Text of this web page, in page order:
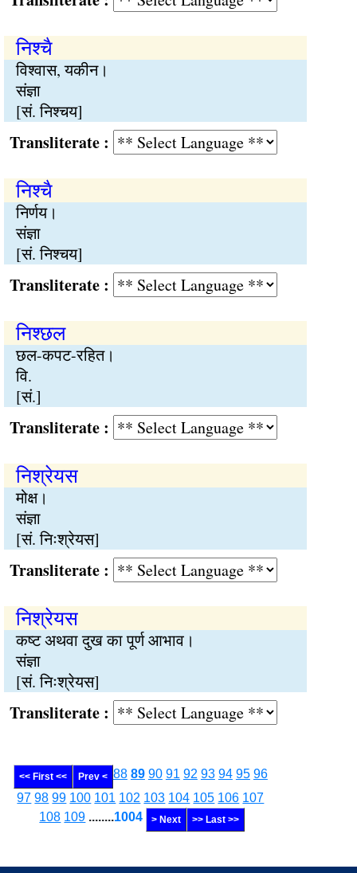
निश्चै
विश्वास, यकीन।
संज्ञा
[सं. निश्चय]
:
निश्चै
निर्णय।
संज्ञा
[सं. निश्चय]
:
निश्छल
छल-कपट-रहित।
वि.
[सं.]
:
निश्रेयस
मोक्ष।
संज्ञा
[सं. निःश्रेयस]
:
निश्रेयस
कष्ट अथवा दुख का पूर्ण आभाव।
संज्ञा
[सं. निःश्रेयस]
:
<< First << Prev < 88 89 90 91 92 93 94 95 96
97 98 99 100 101 102 103 104 105 106 107
108 109 ........1004 > Next >> Last >>